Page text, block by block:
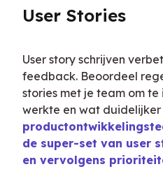
User Stories
User story schrijven
feedback. Beoordeel
stories met je team om
werkte en wat duidelijker
de super-set van user
en vervolgens